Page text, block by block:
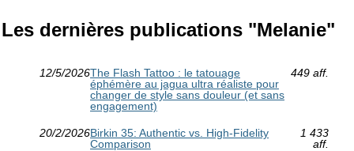
Les dernières publications "Melanie"
12/5/2026The Flash Tattoo : le tatouage
éphémère au jagua ultra réaliste pour
changer de style sans douleur (et sans
engagement)
449 aff.
20/2/2026Birkin 35: Authentic vs. High-Fidelity
Comparison
1 433
aff.